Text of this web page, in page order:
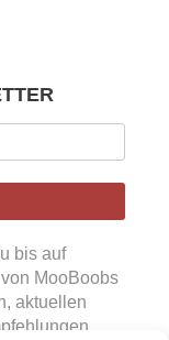
bis auf
MooBoobs
aktuellen